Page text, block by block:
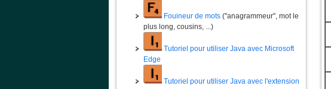
Fouineur de mots ("anagrammeur", mot le
plus long, cousins, ...)
Tutoriel pour utiliser Java avec Microsoft
Edge
Tutoriel pour utiliser Java avec l'extension